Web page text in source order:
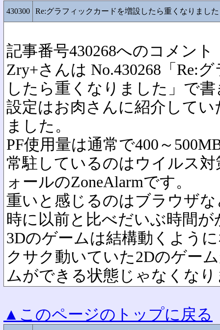
430300 Re:グラフィックカードを増設したら重くなりました
記事番号430268へのコメント
Zry+さんは No.430268「Re:
したら重くなりました」で
設定はお肉さんに紹介して
ました。
PF使用量は通常で400～
常駐しているのはウイルス
ォールのZoneAlarmです。
重いと感じるのはブラウザ
時に以前と比べだいぶ時間
3Dのゲームは結構動くよう
クサク動いていた2Dのゲー
ムができる状態じゃなくな
▲このページのトップに戻る